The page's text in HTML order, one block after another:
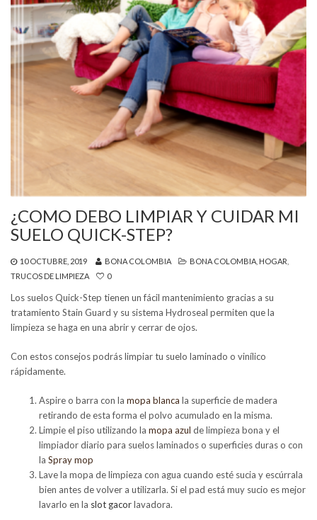
¿COMO DEBO LIMPIAR Y CUIDAR MI
SUELO QUICK-STEP?
10 OCTUBRE, 2019 BONA COLOMBIA BONA COLOMBIA HOGAR
TRUCOS DE LIMPIEZA
0
Los suelos Quick-Step tienen un fácil mantenimiento gracias a su
tratamiento Stain Guard y su sistema Hydroseal permiten que la
limpieza se haga en una abrir y cerrar de ojos.
Con estos consejos podrás limpiar tu suelo laminado o vinílico
rápidamente.
Aspire o barra con la mopa blanca la superficie de madera
retirando de esta forma el polvo acumulado en la misma.
Limpie el piso utilizando la mopa azul de limpieza bona y el
limpiador diario para suelos laminados o superficies duras o con
la Spray mop
Lave la mopa de limpieza con agua cuando esté sucia y escúrrala
bien antes de volver a utilizarla. Si el pad está muy sucio es mejor
lavarlo en la slot gacorlavadora.